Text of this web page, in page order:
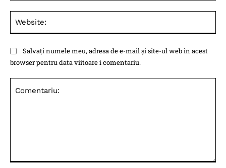
Salvați numele meu, adresa de e-mail și site-ul web în acest
browser pentru data viitoare i comentariu.